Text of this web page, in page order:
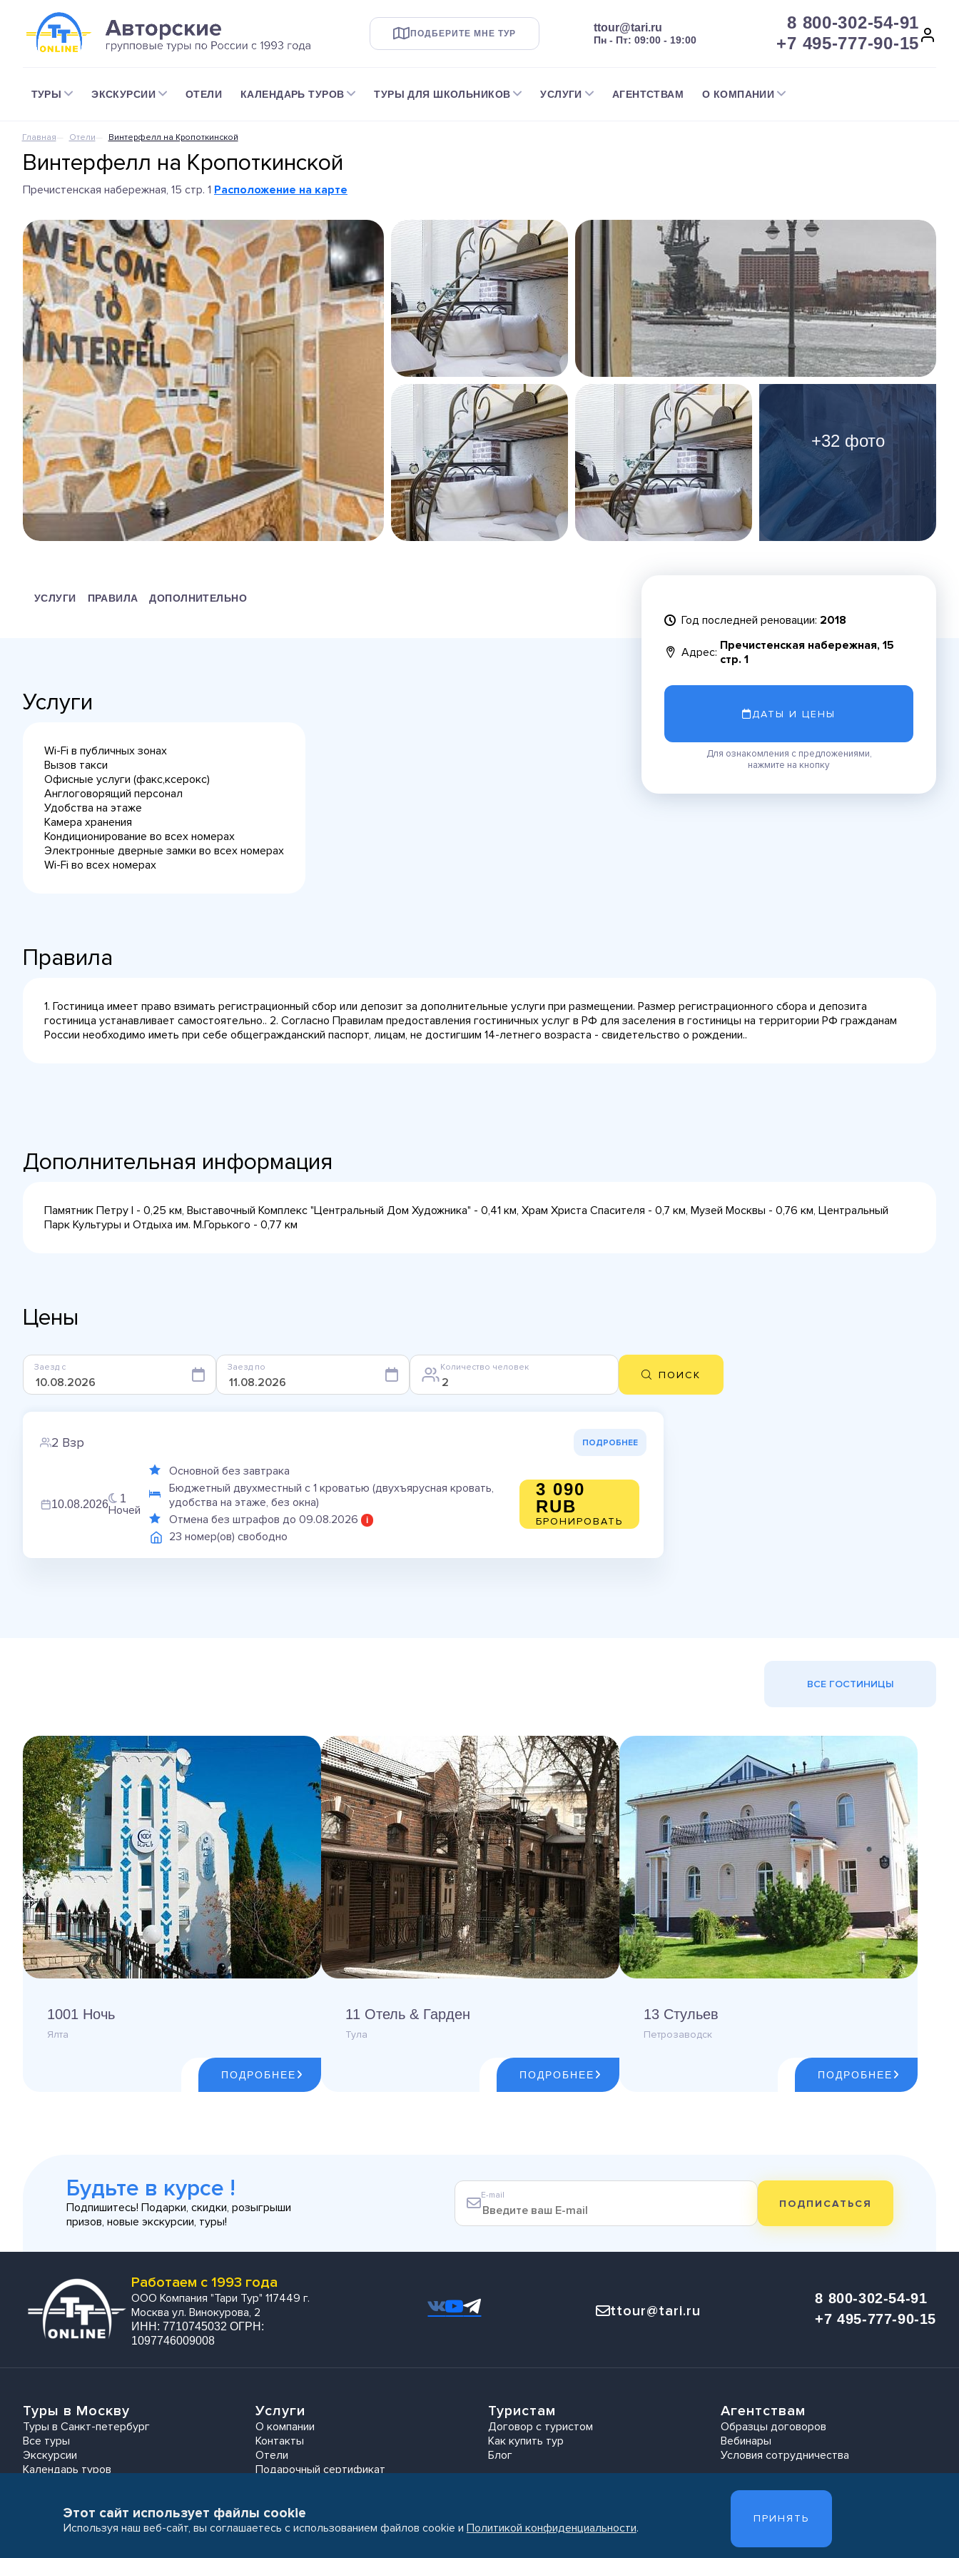
ПОДБЕРИТЕ МНЕ ТУР ttour@tari.ru
Пн - Пт: 09:00 - 19:00
8 800-302-54-91
+7 495-777-90-15
ТУРЫ ЭКСКУРСИИ ОТЕЛИ КАЛЕНДАРЬ ТУРОВ ТУРЫ ДЛЯ ШКОЛЬНИКОВ УСЛУГИ АГЕНТСТВАМ О КОМПАНИИ
Главная Отели Винтерфелл на Кропоткинской
Винтерфелл на Кропоткинской
Пречистенская набережная, 15 стр. 1 Расположение на карте
+32 фото
Год последней реновации: 2018
Адрес: Пречистенская набережная, 15
стр. 1
ДАТЫ И ЦЕНЫ
Для ознакомления с предложениями,
нажмите на кнопку
УСЛУГИ ПРАВИЛА ДОПОЛНИТЕЛЬНО
Услуги
Wi-Fi в публичных зонах
Вызов такси
Офисные услуги (факс,ксерокс)
Англоговорящий персонал
Удобства на этаже
Камера хранения
Кондиционирование во всех номерах
Электронные дверные замки во всех номерах
Wi-Fi во всех номерах
Правила
1. Гостиница имеет право взимать регистрационный сбор или депозит за дополнительные услуги при размещении. Размер регистрационного сбора и депозита
гостиница устанавливает самостоятельно.. 2. Согласно Правилам предоставления гостиничных услуг в РФ для заселения в гостиницы на территории РФ гражданам
России необходимо иметь при себе общегражданский паспорт, лицам, не достигшим 14-летнего возраста - свидетельство о рождении..
Дополнительная информация
Памятник Петру I - 0,25 км, Выставочный Комплекс "Центральный Дом Художника" - 0,41 км, Храм Христа Спасителя - 0,7 км, Музей Москвы - 0,76 км, Центральный
Парк Культуры и Отдыха им. М.Горького - 0,77 км
Цены
Заезд с Заезд по Количество человек
ПОИСК
2 Взр ПОДРОБНЕЕ
10.08.2026 1
Ночей
Основной без завтрака
Бюджетный двухместный с 1 кроватью (двухъярусная кровать,
удобства на этаже, без окна)
Отмена без штрафов до 09.08.2026
i
23 номер(ов) свободно
3 090
RUB
БРОНИРОВАТЬ
ВСЕ ГОСТИНИЦЫ
1001 Ночь
Ялта
ПОДРОБНЕЕ
11 Отель & Гарден
Тула
ПОДРОБНЕЕ
13 Стульев
Петрозаводск
ПОДРОБНЕЕ
Будьте в курсе !
Подпишитесь! Подарки, скидки, розыгрыши
призов, новые экскурсии, туры!
E-mail
ПОДПИСАТЬСЯ
Работаем с 1993 года
ООО Компания "Тари Тур" 117449 г.
Москва ул. Винокурова, 2
ИНН: 7710745032 ОГРН:
1097746009008
ttour@tari.ru
8 800-302-54-91
+7 495-777-90-15
Туры в Москву
Туры в Санкт-петербург
Все туры
Экскурсии
Календарь туров
Услуги
О компании
Контакты
Отели
Подарочный сертификат
Туристам
Договор с туристом
Как купить тур
Блог
Агентствам
Образцы договоров
Вебинары
Условия сотрудничества
Пользовательское соглашение Политика конфиденциальности
Этот сайт использует файлы cookie
Используя наш веб-сайт, вы соглашаетесь с использованием файлов cookie и Политикой конфиденциальности.
ПРИНЯТЬ